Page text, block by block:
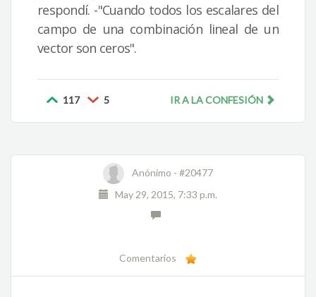
respondí. -"Cuando todos los escalares del
campo de una combinación lineal de un
vector son ceros".
117 5 IR A LA CONFESIÓN
Anónimo - #20477
May 29, 2015, 7:33 p.m.
Comentarios